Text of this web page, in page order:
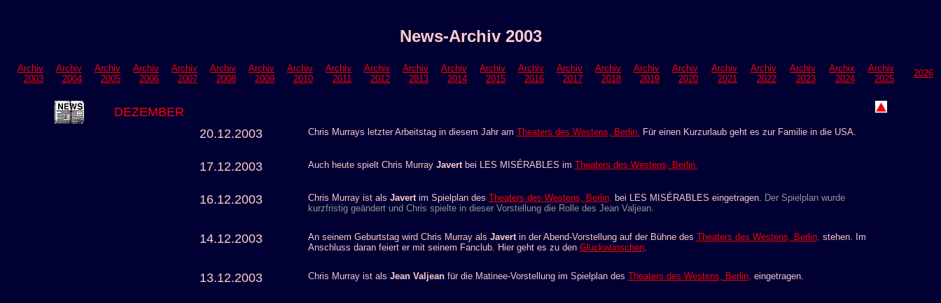
News-Archiv 2003
Archiv
2003
Archiv
2004
Archiv
2005
Archiv
2006
Archiv
2007
Archiv
2008
Archiv
2009
Archiv
2010
Archiv
2011
Archiv
2012
Archiv
2013
Archiv
2014
Archiv
2015
Archiv
2016
Archiv
2017
Archiv
2018
Archiv
2019
Archiv
2020
Archiv
2021
Archiv
2022
Archiv
2023
Archix
2024
Archiv
2025
2026
DEZEMBER
20.12.2003
Chris Murrays letzter Arbeitstag in diesem Jahr am Theaters des Westens, Berlin. Für einen Kurzurlaub geht es zur Familie in die USA.
17.12.2003 Auch heute spielt Chris Murray Javertbei LES MISÉRABLES im Theaters des Westens, Berlin.
16.12.2003 Chris Murray ist als Javertim Spielplan des Theaters des Westens, Berlin, bei LES MISÉRABLES eingetragen. Der Spielplan wurde
kurzfristig geändert und Chris spielte in dieser Vorstellung die Rolle des Jean Valjean.
14.12.2003 An seinem Geburtstag wird Chris Murray als Javertin der Abend-Vorstellung auf der Bühne des Theaters des Westens, Berlin, stehen. Im
Anschluss daran feiert er mit seinem Fanclub. Hier geht es zu den Glückwünschen.
13.12.2003 Chris Murray ist als Jean Valjeanfür die Matinee-Vorstellung im Spielplan des Theaters des Westens, Berlin, eingetragen.